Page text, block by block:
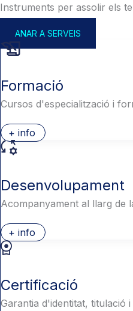
Instruments per assolir els
ANAR A SERVEIS
Formació
Cursos d'especialització i
+ info
Desenvolupament
Acompanyament al llarg de
+ info
Certificació
Garantia d'identitat, titulació